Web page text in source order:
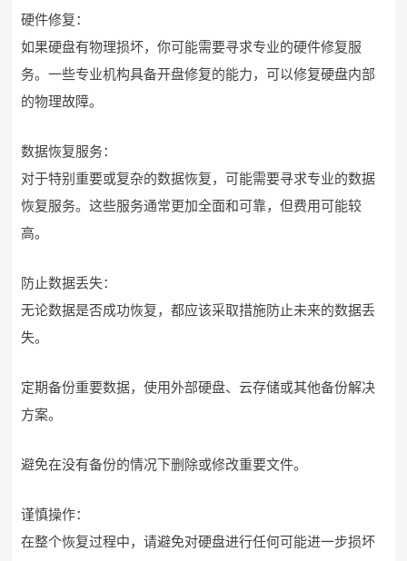
硬件修复：
如果硬盘有物理损坏，你可能需要寻求专业的硬件修复服
务。一些专业机构具备开盘修复的能力，可以修复硬盘内部
的物理故障。
数据恢复服务：
对于特别重要或复杂的数据恢复，可能需要寻求专业的数据
恢复服务。这些服务通常更加全面和可靠，但费用可能较
高。
防止数据丢失：
无论数据是否成功恢复，都应该采取措施防止未来的数据丢
失。
定期备份重要数据，使用外部硬盘、云存储或其他备份解决
方案。
避免在没有备份的情况下删除或修改重要文件。
谨慎操作：
在整个恢复过程中，请避免对硬盘进行任何可能进一步损坏